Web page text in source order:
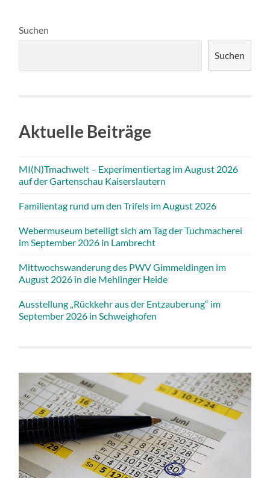
Suchen
Suchen
Aktuelle Beiträge
MI(N)Tmachwelt – Experimentiertag im August 2026
auf der Gartenschau Kaiserslautern
Familientag rund um den Trifels im August 2026
Webermuseum beteiligt sich am Tag der Tuchmacherei
im September 2026 in Lambrecht
Mittwochswanderung des PWV Gimmeldingen im
August 2026 in die Mehlinger Heide
Ausstellung „Rückkehr aus der Entzauberung“ im
September 2026 in Schweighofen